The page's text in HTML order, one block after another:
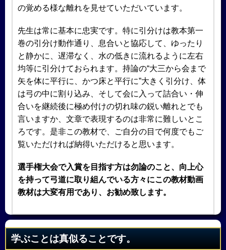
の覚める様な離れを見せていただいています。
先生は常に基本に忠実です。特に引分けは教本第一
巻の引分け動作通り、息合いと協応して、ゆったり
と静かに、遅滞なく、水の低きに流れるように左右
均等に引分けておられます。持論の“大三から会まで
矢を体に平行に、かつ床と平行に”大きく引分け、体
は弓の中に割り込み、そして会に入って詰合い・伸
合いを継続後に極め付けの切れ味の鋭い離れとでも
言いますか、文章で表現するのは非常に難しいとこ
ろです。是非この教材で、ご自分の目で何度でもご
覧いただければ納得いただけると思います。
選手権大会で入賞を目指す方は勿論のこと、向上心
を持って弓道に取り組んでいる方々にこの教材動画
教材は大変有用であり、お勧め致します。
学ぶことは真似ることです。